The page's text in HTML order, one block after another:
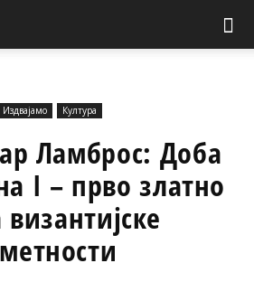
Издвајамо Култура
Ламброс: Доба
I – прво златно